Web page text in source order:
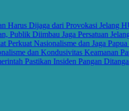
Dijaga dari Provokasi Jelang HUT
Diimbau Jaga Persatuan Jelang
Nasionalisme dan Jaga Papua
dan Kondusivitas Keamanan
Pastikan Insiden Pangan Ditangani